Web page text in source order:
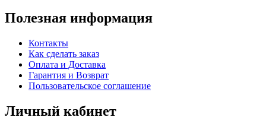
Полезная информация
Контакты
Как сделать заказ
Оплата и Доставка
Гарантия и Возврат
Пользовательское соглашение
Личный кабинет